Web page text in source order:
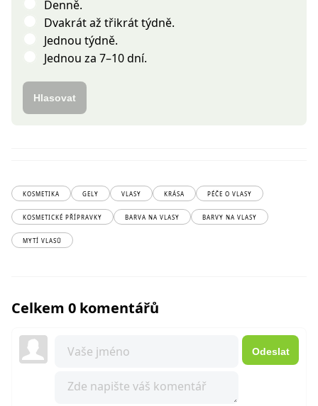
Denně.
Dvakrát až třikrát týdně.
Jednou týdně.
Jednou za 7–10 dní.
Hlasovat
KOSMETIKA GELY VLASY KRÁSA PÉČE O VLASY
KOSMETICKÉ PŘÍPRAVKY BARVA NA VLASY BARVY NA VLASY
MYTÍ VLASŮ
Celkem 0 komentářů
Odeslat